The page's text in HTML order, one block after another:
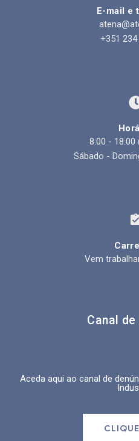
E-mail e
+351
8:00 - 18:00
Sábado -
Vem
Canal de
Aceda aqui ao canal de